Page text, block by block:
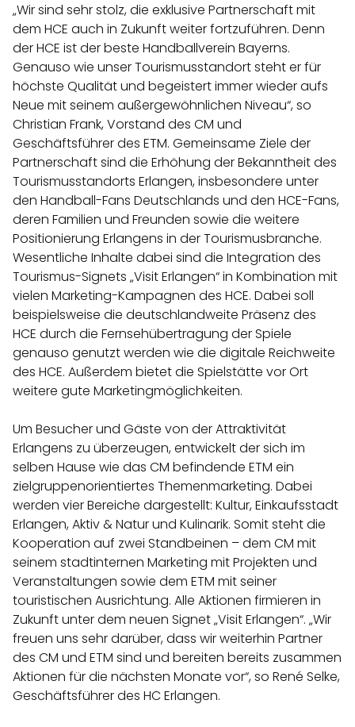
„Wir sind sehr stolz, die exklusive Partnerschaft mit
dem HCE auch in Zukunft weiter fortzuführen. Denn
der HCE ist der beste Handballverein Bayerns.
Genauso wie unser Tourismusstandort steht er für
höchste Qualität und begeistert immer wieder aufs
Neue mit seinem außergewöhnlichen Niveau“, so
Christian Frank, Vorstand des CM und
Geschäftsführer des ETM. Gemeinsame Ziele der
Partnerschaft sind die Erhöhung der Bekanntheit des
Tourismusstandorts Erlangen, insbesondere unter
den Handball-Fans Deutschlands und den HCE-Fans,
deren Familien und Freunden sowie die weitere
Positionierung Erlangens in der Tourismusbranche.
Wesentliche Inhalte dabei sind die Integration des
Tourismus-Signets „Visit Erlangen“ in Kombination mit
vielen Marketing-Kampagnen des HCE. Dabei soll
beispielsweise die deutschlandweite Präsenz des
HCE durch die Fernsehübertragung der Spiele
genauso genutzt werden wie die digitale Reichweite
des HCE. Außerdem bietet die Spielstätte vor Ort
weitere gute Marketingmöglichkeiten.
Um Besucher und Gäste von der Attraktivität
Erlangens zu überzeugen, entwickelt der sich im
selben Hause wie das CM befindende ETM ein
zielgruppenorientiertes Themenmarketing. Dabei
werden vier Bereiche dargestellt: Kultur, Einkaufsstadt
Erlangen, Aktiv & Natur und Kulinarik. Somit steht die
Kooperation auf zwei Standbeinen – dem CM mit
seinem stadtinternen Marketing mit Projekten und
Veranstaltungen sowie dem ETM mit seiner
touristischen Ausrichtung. Alle Aktionen firmieren in
Zukunft unter dem neuen Signet „Visit Erlangen“. „Wir
freuen uns sehr darüber, dass wir weiterhin Partner
des CM und ETM sind und bereiten bereits zusammen
Aktionen für die nächsten Monate vor“, so René Selke,
Geschäftsführer des HC Erlangen.